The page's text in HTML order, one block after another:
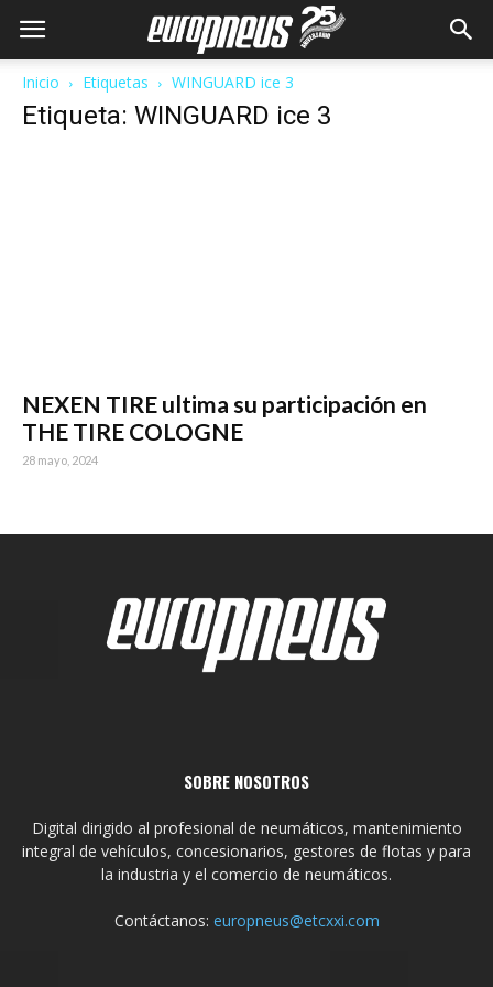
Inicio Etiquetas WINGUARD ice 3
Etiqueta: WINGUARD ice 3
NEXEN TIRE ultima su participación en
THE TIRE COLOGNE
28 mayo, 2024
SOBRE NOSOTROS
Digital dirigido al profesional de neumáticos, mantenimiento
integral de vehículos, concesionarios, gestores de flotas y para
la industria y el comercio de neumáticos.
Contáctanos: europneus@etcxxi.com